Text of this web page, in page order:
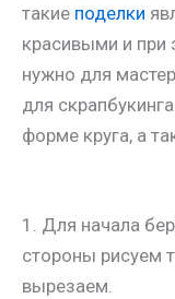
такие поделки
красивыми и при
нужно для
для
форме круга, а
1. Для начала
стороны рисуем
вырезаем.